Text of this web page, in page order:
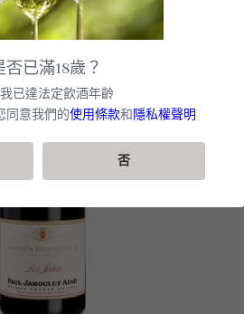
膜拜酒
酒
wine
wine
常選酒
常選酒
wine
級珍藏
選酒
級珍藏
常選酒
階選酒
藏級珍藏
酒｜常規
酒｜頂級珍藏
常選酒
常選酒
階選酒
酒
選酒
選酒
膜拜酒
選酒
酒
常選酒
級珍藏
選白酒
選紅酒
級珍藏
否已滿18歲？
已達法定飲酒年齡
同意我們的使用條款和 隱私權聲明
否